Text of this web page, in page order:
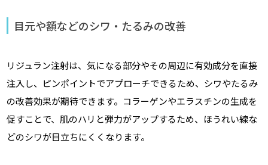
目元や額などのシワ・たるみの改善
リジュラン注射は、気になる部分やその周辺に有効成分を直接
注入し、ピンポイントでアプローチできるため、シワやたるみ
の改善効果が期待できます。コラーゲンやエラスチンの生成を
促すことで、肌のハリと弾力がアップするため、ほうれい線な
どのシワが目立ちにくくなります。